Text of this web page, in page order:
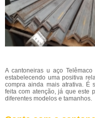
A cantoneiras u aço
estabelecendo uma positiva
compra ainda mais atrativa. É
feita com atenção, já que este
diferentes modelos e tamanhos.